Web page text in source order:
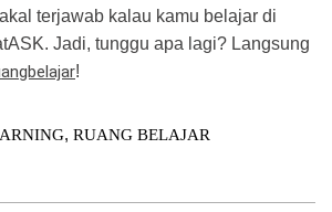
terjawab kalau kamu belajar di
Jadi, tunggu apa lagi? Langsung
!
, RUANG BELAJAR